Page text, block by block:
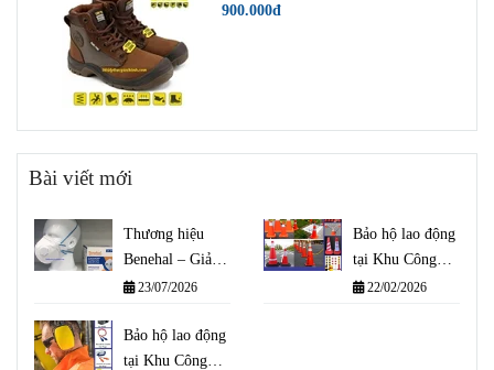
900.000đ
Bài viết mới
Thương hiệu
Benehal – Giải
pháp bảo vệ hô
chuẩn quốc tế
23/07/2026
Bảo hộ lao động
tại Khu Công
Nghiệp Cát Lái
22/02/2026
Bảo hộ lao động
tại Khu Công